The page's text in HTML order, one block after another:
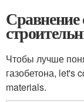
Сравнение
Чтобы лучше
газобетона, let's
materials.